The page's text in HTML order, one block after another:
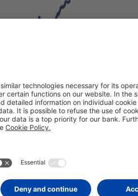
che ha seguito l'invasione
della produzione
raggiunto livelli record, superando la
MWh all'inizio del 2021, prima che